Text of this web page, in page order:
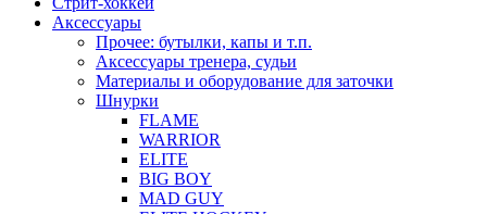
Аксессуары
Прочее: бутылки, капы и т.п.
Аксессуары тренера, судьи
Материалы и оборудование для заточки
Шнурки
FLAME
WARRIOR
ELITE
BIG BOY
MAD GUY